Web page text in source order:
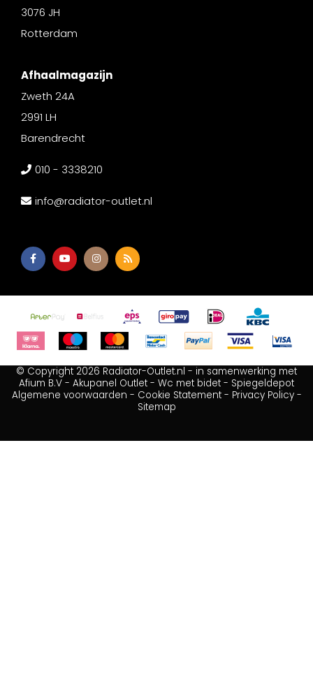
3076 JH
Rotterdam
Afhaalmagazijn
Zweth 24A
2991 LH
Barendrecht
010 - 3338210
info@radiator-outlet.nl
© Copyright 2026 Radiator-Outlet.nl - in samenwerking met
Afium B.V - Akupanel Outlet - Wc met bidet - Spiegeldepot
Algemene voorwaarden - Cookie Statement- Privacy Policy-
Sitemap